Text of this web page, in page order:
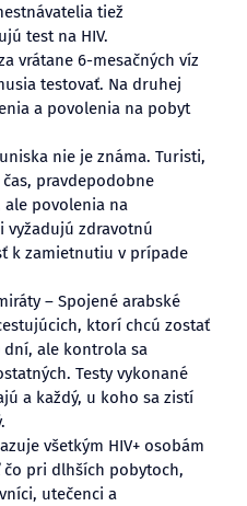
tiež
test na HIV.
vrátane 6-mesačných víz
testovať. Na druhej
a povolenia na pobyt
nie je známa. Turisti,
pravdepodobne
povolenia na
vyžadujú zdravotnú
k zamietnutiu v prípade
– Spojené arabské
ktorí chcú zostať
dní, ale kontrola sa
Testy vykonané
a každý, u koho sa zistí
všetkým HIV+ osobám
pri dlhších pobytoch,
utečenci a